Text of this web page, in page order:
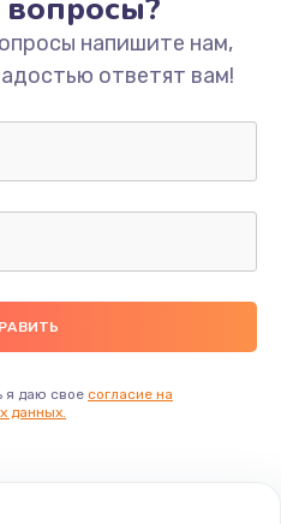
вопросы?
напишите нам,
ответят вам!
я даю свое согласие на
данных.